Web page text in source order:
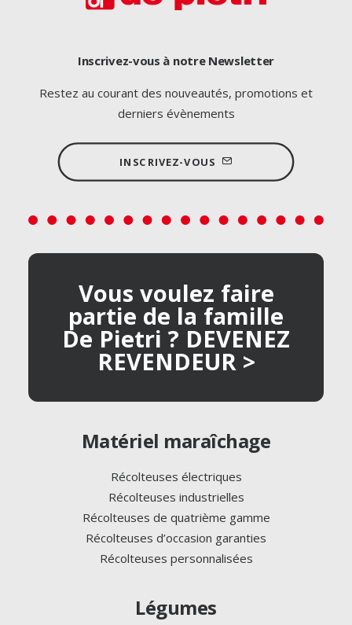
Inscrivez-vous à notre Newsletter
Restez au courant des nouveautés, promotions et
derniers évènements
INSCRIVEZ-VOUS
Vous voulez faire
partie de la famille
De Pietri ? DEVENEZ
REVENDEUR >
Matériel maraîchage
Récolteuses électriques
Récolteuses industrielles
Récolteuses de quatrième gamme
Récolteuses d’occasion garanties
Récolteuses personnalisées
Légumes